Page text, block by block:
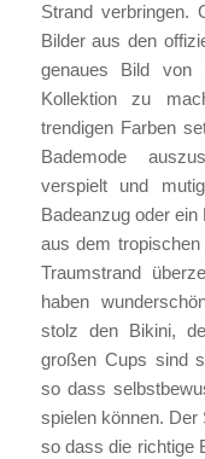
Strand verbringen.
Bilder aus den
genaues Bild von
Kollektion zu
trendigen Farben
Bademode
verspielt und
Badeanzug oder
aus dem
Traumstrand
haben
stolz den Bikini,
großen Cups sind
so dass
spielen können. Der
so dass die richtige